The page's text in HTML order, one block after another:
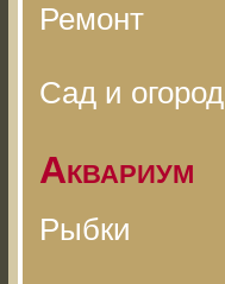
Ремонт
Сад и огород
Аквариум
Рыбки